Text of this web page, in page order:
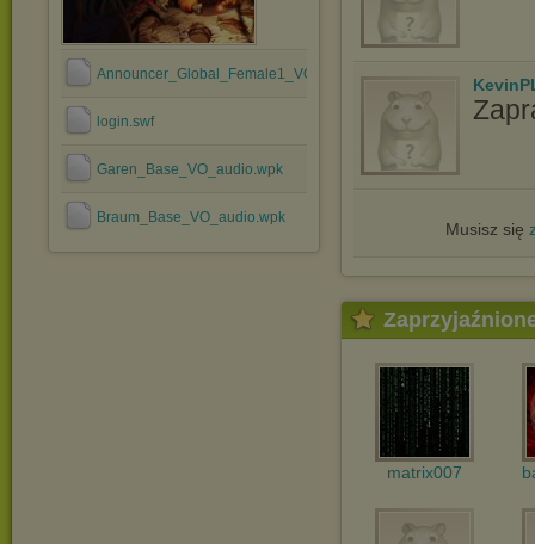
Announcer_Global_Female1_VO_audio.wpk
login.swf
Garen_Base_VO_audio.wpk
Braum_Base_VO_audio.wpk
Musisz się
matrix007